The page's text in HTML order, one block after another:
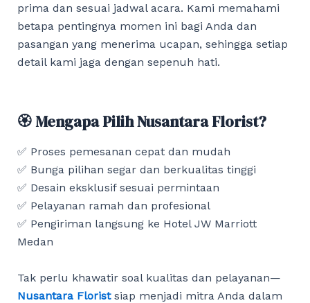
prima dan sesuai jadwal acara. Kami memahami
betapa pentingnya momen ini bagi Anda dan
pasangan yang menerima ucapan, sehingga setiap
detail kami jaga dengan sepenuh hati.
🏵️ Mengapa Pilih Nusantara Florist?
✅ Proses pemesanan cepat dan mudah
✅ Bunga pilihan segar dan berkualitas tinggi
✅ Desain eksklusif sesuai permintaan
✅ Pelayanan ramah dan profesional
✅ Pengiriman langsung ke Hotel JW Marriott
Medan
Tak perlu khawatir soal kualitas dan pelayanan—
Nusantara Floristsiap menjadi mitra Anda dalam